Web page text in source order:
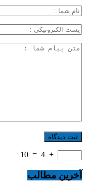
+
4
=
10
آخرین مطالب